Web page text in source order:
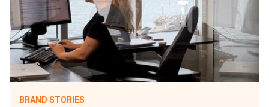
BRAND STORIES